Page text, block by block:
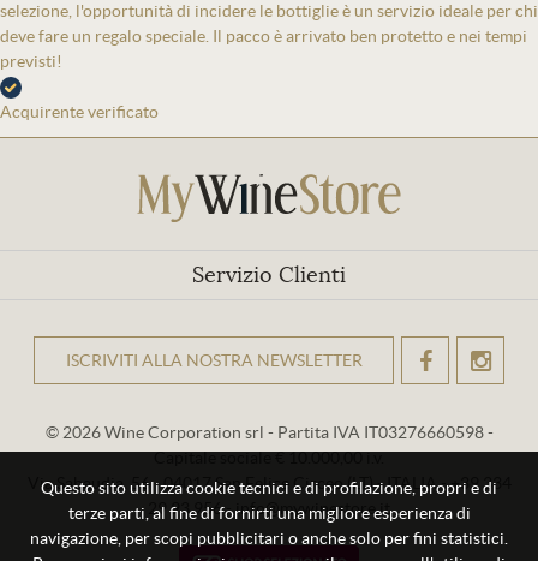
selezione, l'opportunità di incidere le bottiglie è un servizio ideale per chi
deve fare un regalo speciale. Il pacco è arrivato ben protetto e nei tempi
previsti!
Acquirente verificato
Servizio Clienti
Questo sito utilizza cookie tecnici e di profilazione, propri e di
terze parti, al fine di fornirti una migliore esperienza di
navigazione, per scopi pubblicitari o anche solo per fini statistici.
ISCRIVITI ALLA NOSTRA NEWSLETTEROK
© 2026 Wine Corporation srl - Partita IVA IT03276660598 -
Capitale sociale € 10.000,00 i.v.
Via Sabaudia, 56 - 04017 San Felice Circeo (LT) - ITALIA - +39 334
29 93 956 - info@mywinestore.it